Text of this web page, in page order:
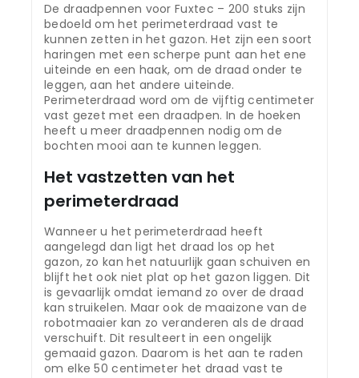
De draadpennen voor Fuxtec – 200 stuks zijn
bedoeld om het perimeterdraad vast te
kunnen zetten in het gazon. Het zijn een soort
haringen met een scherpe punt aan het ene
uiteinde en een haak, om de draad onder te
leggen, aan het andere uiteinde.
Perimeterdraad word om de vijftig centimeter
vast gezet met een draadpen. In de hoeken
heeft u meer draadpennen nodig om de
bochten mooi aan te kunnen leggen.
Het vastzetten van het
perimeterdraad
Wanneer u het perimeterdraad heeft
aangelegd dan ligt het draad los op het
gazon, zo kan het natuurlijk gaan schuiven en
blijft het ook niet plat op het gazon liggen. Dit
is gevaarlijk omdat iemand zo over de draad
kan struikelen. Maar ook de maaizone van de
robotmaaier kan zo veranderen als de draad
verschuift. Dit resulteert in een ongelijk
gemaaid gazon. Daarom is het aan te raden
om elke 50 centimeter het draad vast te